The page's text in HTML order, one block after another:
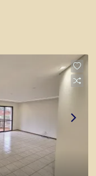
Venda